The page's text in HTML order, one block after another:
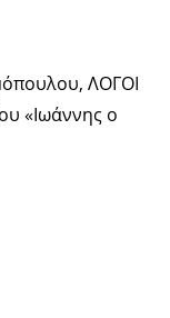
ΛΟΓΟΙ
«Ιωάννης ο